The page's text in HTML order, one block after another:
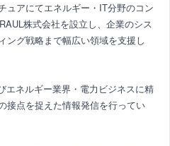
ュアにてエネルギー・IT分野のコン
株式会社を設立し、企業のシス
ング戦略まで幅広い領域を支援し
エネルギー業界・電力ビジネスに精
接点を捉えた情報発信を行ってい